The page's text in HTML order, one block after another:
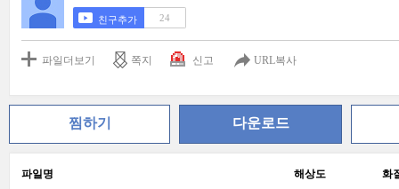
친구추가 24
파일더보기 쪽지 신고 URL복사
찜하기 다운로드
파일명 해상도 화